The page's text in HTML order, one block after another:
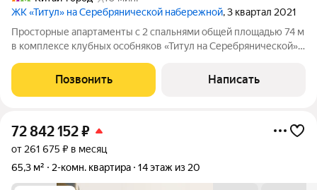
ЖК «Титул» на Серебрянической набережной, 3 квартал 2021
Просторные апартаменты с 2 спальнями общей площадью 74 м
в комплексе клубных особняков «Титул на Серебрянической».
этаже в корпусе 1.1. Высота потолков 3,2 метра. Планировка:
кухня-гостиная,
Позвонить Написать
72 842 152₽
от 261 675 ₽ в месяц
65,3 м²
2-комн. квартира 14 этаж из 20